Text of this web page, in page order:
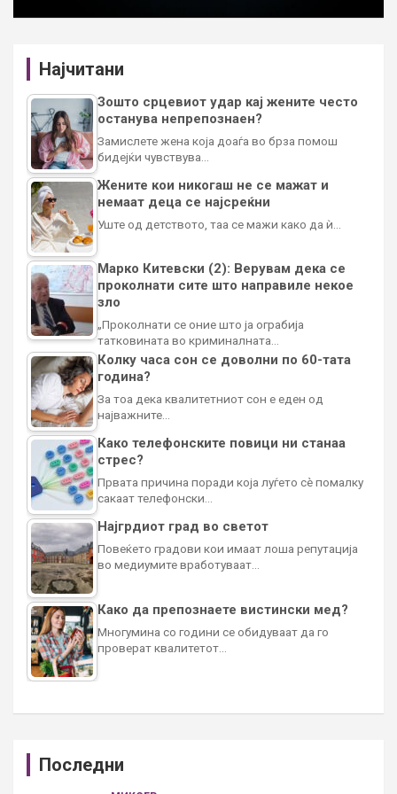
Најчитани
Зошто срцевиот удар кај жените често
останува непрепознаен?
Замислете жена која доаѓа во брза помош
бидејќи чувствува…
Жените кои никогаш не се мажат и
немаат деца се најсреќни
Уште од детството, таа се мажи како да ѝ…
Марко Китевски (2): Верувам дека се
проколнати сите што направиле некое
зло
„Проколнати се оние што ја ограбија
татковината во криминалната…
Колку часа сон се доволни по 60-тата
година?
За тоа дека квалитетниот сон е еден од
најважните…
Како телефонските повици ни станаа
стрес?
Првата причина поради која луѓето сè помалку
сакаат телефонски…
Најгрдиот град во светот
Повеќето градови кои имаат лоша репутација
во медиумите вработуваат…
Како да препознаете вистински мед?
Многумина со години се обидуваат да го
проверат квалитетот…
Последни